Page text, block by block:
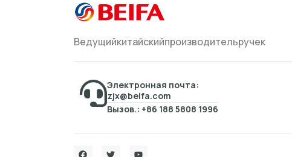
Ведущийкитайскийпроизводительручек
Электронная почта:
zjx@beifa.com
Вызов.: +86 188 5808 1996